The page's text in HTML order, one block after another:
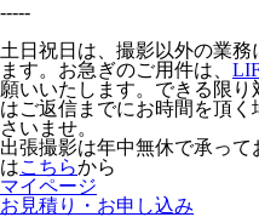
-----
土日祝日は、撮影以外の業
ます。お急ぎのご用件は、
願いいたします。できる限
はご返信までにお時間を頂
さいませ。
出張撮影は年中無休で承って
はこちらから
マイページ
お見積り・お申し込み